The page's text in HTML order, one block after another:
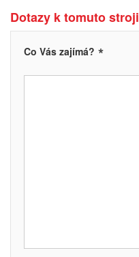
Dotazy k tomuto stroji
Co Vás zajímá? *